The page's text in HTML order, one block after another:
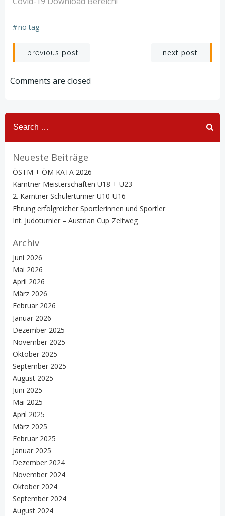
#no tag
Post
navigation
previous post next post
Comments are closed
Search
for:
Neueste Beiträge
ÖSTM + ÖM KATA 2026
Kärntner Meisterschaften U18 + U23
2. Kärntner Schülerturnier U10-U16
Ehrung erfolgreicher Sportlerinnen und Sportler
Int. Judoturnier – Austrian Cup Zeltweg
Archiv
Juni 2026
Mai 2026
April 2026
März 2026
Februar 2026
Januar 2026
Dezember 2025
November 2025
Oktober 2025
September 2025
August 2025
Juni 2025
Mai 2025
April 2025
März 2025
Februar 2025
Januar 2025
Dezember 2024
November 2024
Oktober 2024
September 2024
August 2024